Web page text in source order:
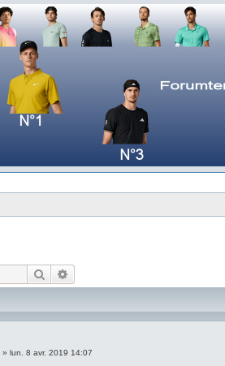
Rechercher
»lun. 8 avr. 2019 14:07